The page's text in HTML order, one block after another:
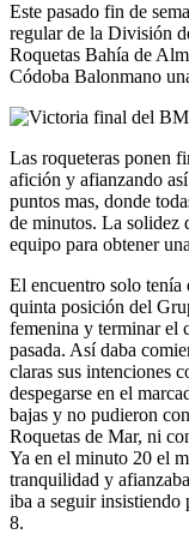
Este pasado fin de
regular de la División
Roquetas Bahía de
Códoba Balonmano
Las roqueteras ponen
afición y afianzando
puntos mas, donde
de minutos. La solidez
equipo para obtener
El encuentro solo tenía
quinta posición del
femenina y terminar el
pasada. Así daba
claras sus intenciones
despegarse en el
bajas y no pudieron
Roquetas de Mar, ni
Ya en el minuto 20 el
tranquilidad y
iba a seguir insistiendo
8.